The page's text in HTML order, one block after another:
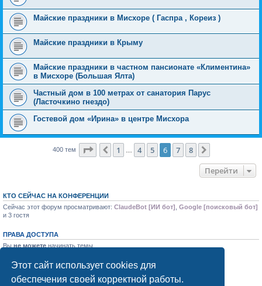
Этот сайт использует cookies для
обеспечения своей корректной работы.
Майские праздники в Мисхоре ( Гаспра , Кореиз )
Майские праздники в Крыму
Майские праздники в частном пансионате «Климентина»
в Мисхоре (Большая Ялта)
Частный дом в 100 метрах от санатория Парус
(Ласточкино гнездо)
Гостевой дом «Ирина» в центре Мисхора
400 тем Страница из 8
Пред.
1 4 5 6 7 8
Перейти
КТО СЕЙЧАС НА КОНФЕРЕНЦИИ
Сейчас этот форум просматривают: ClaudeBot [ИИ бот] Google [поисковый бот]
и 3 гостя
ПРАВА ДОСТУПА
Вы не можете начинать темы
Выне можетередактировать свои сообщения
Выне можетеудалять свои сообщения
Выне можетедобавлять вложения